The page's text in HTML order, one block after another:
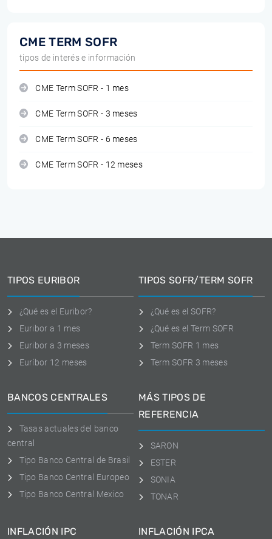
CME TERM SOFR
tipos de interés e información
CME Term SOFR - 1 mes
CME Term SOFR - 3 meses
CME Term SOFR - 6 meses
CME Term SOFR - 12 meses
TIPOS EURIBOR
¿Qué es el Euribor?
Euribor a 1 mes
Euribor a 3 meses
Euríbor 12 meses
TIPOS SOFR/TERM SOFR
¿Qué es el SOFR?
¿Qué es el Term SOFR
Term SOFR 1 mes
Term SOFR 3 meses
BANCOS CENTRALES
Tasas actuales del banco
central
Tipo Banco Central de Brasil
Tipo Banco Central Europeo
Tipo Banco Central Mexico
MÁS TIPOS DE
REFERENCIA
SARON
ESTER
SONIA
TONAR
INFLACIÓN IPC INFLACIÓN IPCA